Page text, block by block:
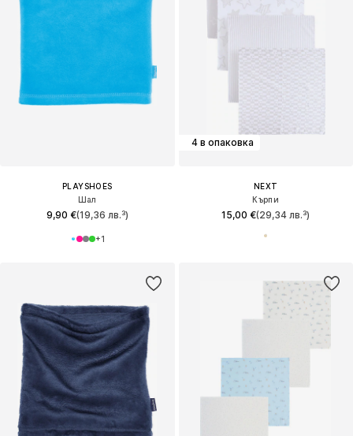
PLAYSHOES
Шал
9,90 €(19,36 лв.³)
+1
4 в опаковка
NEXT
Кърпи
15,00 €(29,34 лв.³)